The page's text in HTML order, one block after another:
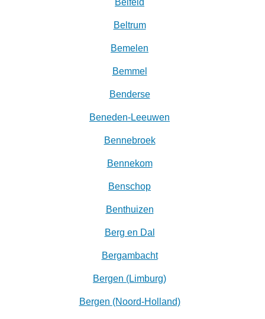
Belfeld
Beltrum
Bemelen
Bemmel
Benderse
Beneden-Leeuwen
Bennebroek
Bennekom
Benschop
Benthuizen
Berg en Dal
Bergambacht
Bergen (Limburg)
Bergen (Noord-Holland)